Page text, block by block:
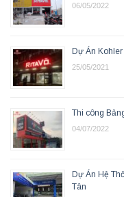
06/05/2022
Dự Án
25/05/2021
Thi công
04/07/2022
Dự Án Hệ
Tân